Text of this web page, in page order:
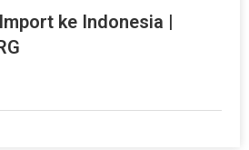
ke Indonesia |